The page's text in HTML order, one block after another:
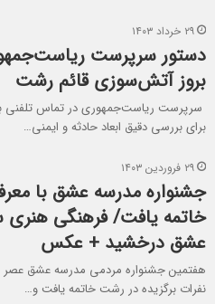
۲۹ خرداد ۱۴۰۳
دستور سرپرست
بروز آتش‌سوزی قائم رشت
سرپرست ریاست‌جمهوری در تماس تلفنی با
برای بررسی دقیق ابعاد حادثه و ایمنی…
۲۹ فروردین ۱۴۰۳
جشنواره مدرسه عشق با
خاتمه یافت/ فرهنگی هنری
عشق درخشید + عکس
هفتمین جشنواره مردمی مدرسه عشق عصر
نفرات برگزیده در رشت خاتمه یافت و…